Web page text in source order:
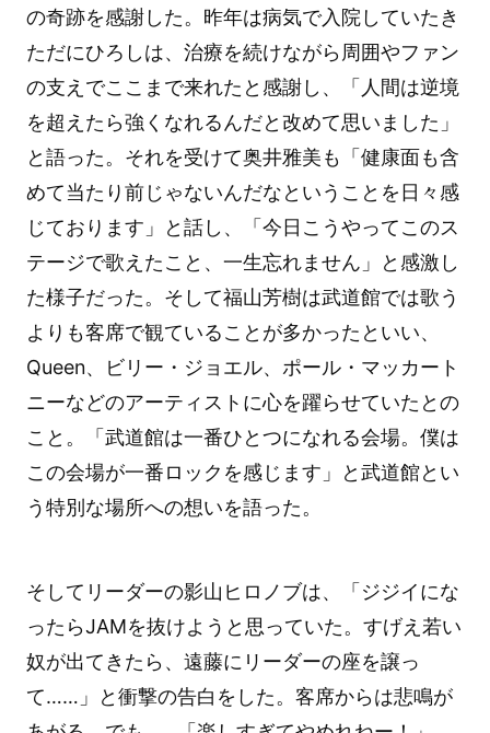
の奇跡を感謝した。昨年は病気で入院していたき
ただにひろしは、治療を続けながら周囲やファン
の支えでここまで来れたと感謝し、「人間は逆境
を超えたら強くなれるんだと改めて思いました」
と語った。それを受けて奥井雅美も「健康面も含
めて当たり前じゃないんだなということを日々感
じております」と話し、「今日こうやってこのス
テージで歌えたこと、一生忘れません」と感激し
た様子だった。そして福山芳樹は武道館では歌う
よりも客席で観ていることが多かったといい、
Queen、ビリー・ジョエル、ポール・マッカート
ニーなどのアーティストに心を躍らせていたとの
こと。「武道館は一番ひとつになれる会場。僕は
この会場が一番ロックを感じます」と武道館とい
う特別な場所への想いを語った。
そしてリーダーの影山ヒロノブは、「ジジイにな
ったらJAMを抜けようと思っていた。すげえ若い
奴が出てきたら、遠藤にリーダーの座を譲っ
て……」と衝撃の告白をした。客席からは悲鳴が